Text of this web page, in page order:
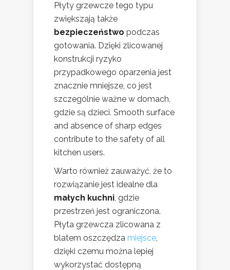
Płyty grzewcze tego typu
zwiększają także
bezpieczeństwo podczas
gotowania. Dzięki zlicowanej
konstrukcji ryzyko
przypadkowego oparzenia jest
znacznie mniejsze, co jest
szczególnie ważne w domach,
gdzie są dzieci. Smooth surface
and absence of sharp edges
contribute to the safety of all
kitchen users.
Warto również zauważyć, że to
rozwiązanie jest idealne dla
małych kuchni, gdzie
przestrzeń jest ograniczona.
Płyta grzewcza zlicowana z
blatem oszczędza miejsce,
dzięki czemu można lepiej
wykorzystać dostępną